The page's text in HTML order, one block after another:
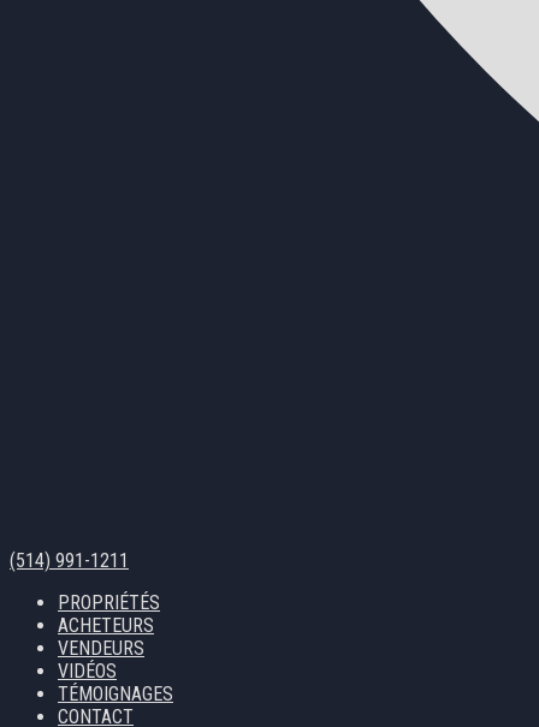
(514) 991-1211
PROPRIÉTÉS
ACHETEURS
VENDEURS
VIDÉOS
TÉMOIGNAGES
CONTACT